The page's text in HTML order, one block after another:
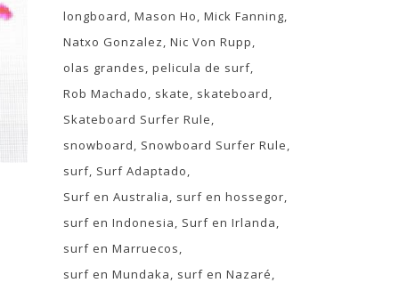
longboard Mason Ho Mick Fanning
Natxo Gonzalez Nic Von Rupp
olas grandes pelicula de surf
Rob Machado
skate
skateboard
Skateboard Surfer Rule
snowboard
Snowboard Surfer Rule
surf Surf Adaptado
Surf en Australia
surf en hossegor
surf en Indonesia
Surf en Irlanda
surf en Marruecos
surf en Mundaka
surf en Nazaré